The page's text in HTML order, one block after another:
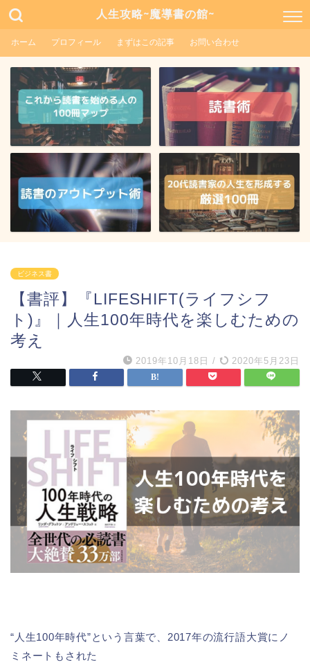
人生攻略~魔導書の館~
ホーム プロフィール まずはこの記事 お問い合わせ
ビジネス書
【書評】『LIFESHIFT(ライフシフ
ト)』｜人生100年時代を楽しむための
考え
2019年10月18日 / 2020年5月23日
“人生100年時代”という言葉で、2017年の流行語大賞にノ
ミネートもされた